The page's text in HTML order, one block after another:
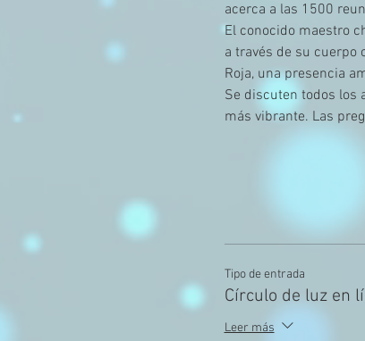
acerca a las 1500
El conocido maestro
a través de su cuerpo
Roja, una presencia
Se discuten todos los
más vibrante. Las
Tipo de entrada
Círculo de luz en
Leer más